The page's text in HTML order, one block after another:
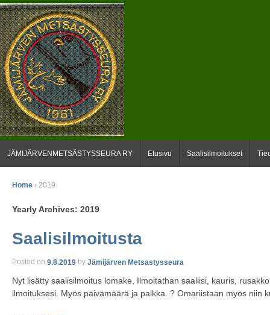
JÄMIJÄRVENMETSÄSTYSSEURA RY Etusivu Saalisilmoitukset
Home › 2019
Yearly Archives: 2019
Saalisilmoitusta
Posted on 9.8.2019 by Jämijärven Metsastysseura
Nyt lisätty saalisilmoitus lomake. Ilmoitathan saaliisi, kauris,
ilmoituksesi. Myös päivämäärä ja paikka. ? Omariistaan myös niin